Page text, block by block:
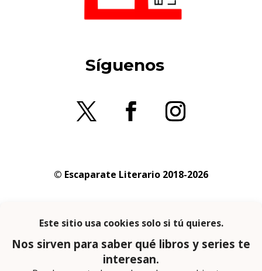
Síguenos
© Escaparate Literario 2018-2026
privacidad